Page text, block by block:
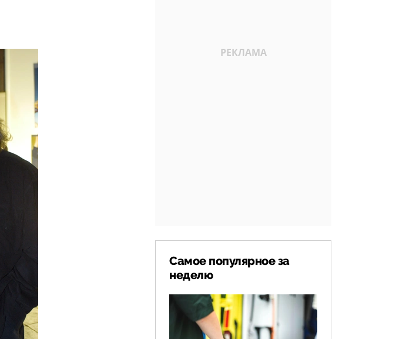
Самое популярное за
неделю